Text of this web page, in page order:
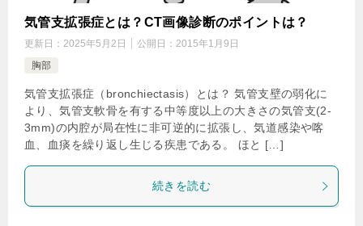
気管支拡張症とは？CT画像診断のポイントは？
更新日： 2025年5月2日 公開日： 2015年1月9日
胸部
気管支拡張症（bronchiectasis）とは？ 気管支壁の弱化に
より、気管支軟骨を有する中等度以上の大きさの気管支(2-
3mm)の内腔が局在性に非可逆的に拡張し、気道感染や喀
血、血痰を繰り返し生じる疾患である。 ほと […]
続きを読む